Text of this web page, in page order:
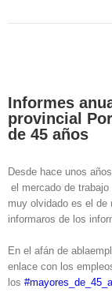
Informes
provincial
de 45 años
Desde hace unos
el mercado de
muy olvidado es el de
informaros de los
En el afán de
enlace con los
los